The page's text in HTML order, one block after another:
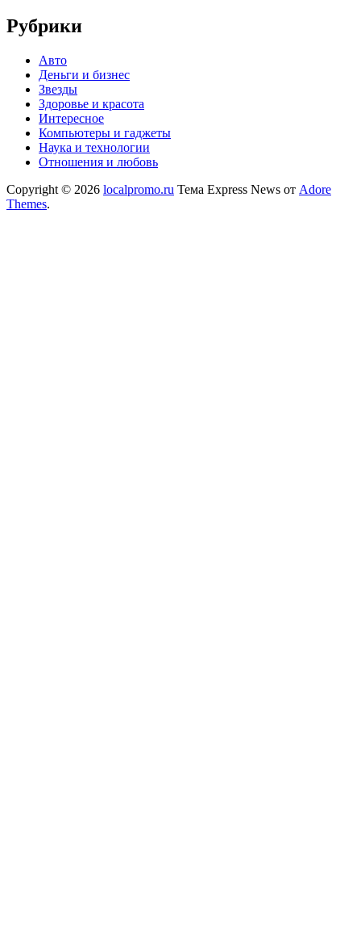
Рубрики
Авто
Деньги и бизнес
Звезды
Здоровье и красота
Интересное
Компьютеры и гаджеты
Наука и технологии
Отношения и любовь
Copyright © 2026 localpromo.ru Тема Express News от Adore
Themes.